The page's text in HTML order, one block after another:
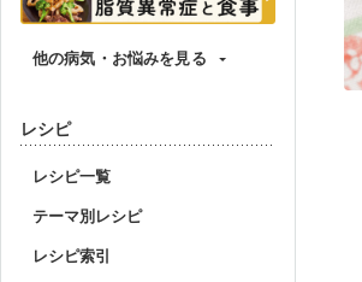
他の病気・お悩みを見る
レシピ
レシピ一覧
テーマ別レシピ
レシピ索引